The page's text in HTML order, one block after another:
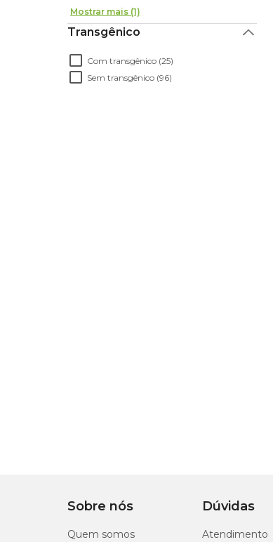
Mostrar mais (1)
Transgênico
Com transgênico (25)
Sem transgênico (96)
Sobre nós
Quem somos
Dúvidas
Atendimento